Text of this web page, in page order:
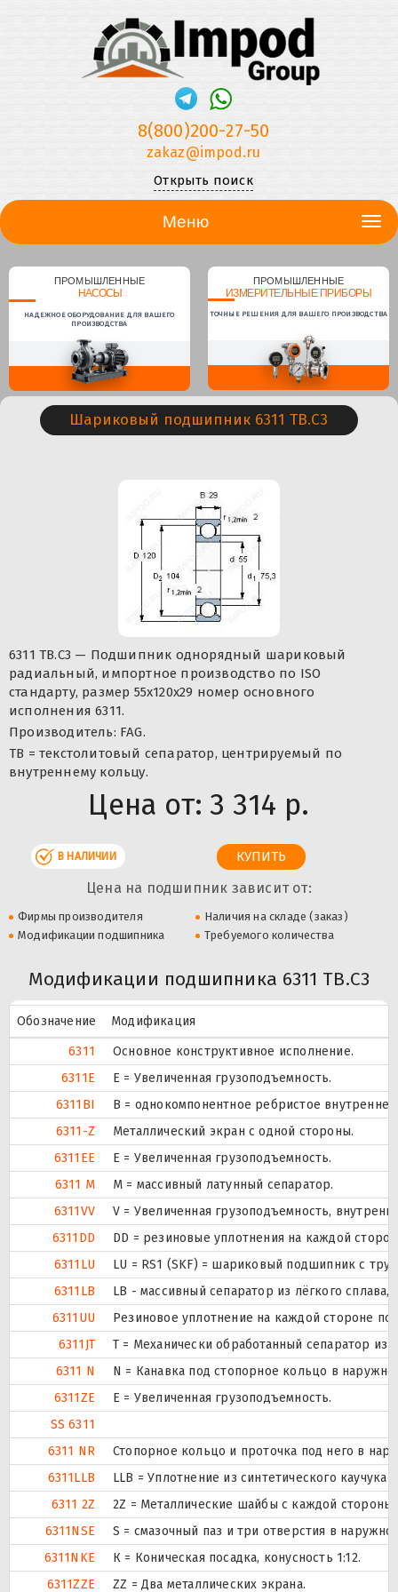
8(800)200-27-50
zakaz@impod.ru
Открыть поиск
Меню
ПРОМЫШЛЕННЫЕ
НАСОСЫ
НАДЕЖНОЕ ОБОРУДОВАНИЕ ДЛЯ ВАШЕГО
ПРОИЗВОДСТВА
ПРОМЫШЛЕННЫЕ
ИЗМЕРИТЕЛЬНЫЕ ПРИБОРЫ
ТОЧНЫЕ РЕШЕНИЯ ДЛЯ ВАШЕГО ПРОИЗВОДСТВА
Шариковый подшипник 6311 TB.C3
6311 TB.C3 — Подшипник однорядный шариковый
радиальный, импортное производство по ISO
стандарту, размер 55x120x29 номер основного
исполнения 6311.
Производитель: FAG.
ТВ = текстолитовый сепаратор, центрируемый по
внутреннему кольцу.
Цена от: 3 314 р.
В НАЛИЧИИ
Цена на подшипник зависит от:
Фирмы производителя
Наличия на складе (заказ)
Модификации подшипника
Требуемого количества
Модификации подшипника 6311 TB.C3
Обозначение
Модификация
6311
Основное конструктивное исполнение.
6311E
Е = Увеличенная грузоподъемность.
6311BI
B = однокомпонентное ребристое
6311-Z
Металлический экран с одной стороны.
6311EE
Е = Увеличенная грузоподъемность.
6311 M
M = массивный латунный сепаратор.
6311VV
V = Увеличенная грузоподъемность,
6311DD
DD = резиновые уплотнения на каждой
6311LU
LU = RS1 (SKF) = шариковый подшипник с
6311LB
LB - массивный сепаратор из лёгкого
6311UU
Резиновое уплотнение на каждой стороне
6311JT
T = Механически обработанный сепаратор из
6311 N
N = Канавка под стопорное кольцо в
6311ZE
Е = Увеличенная грузоподъемность.
SS 6311
6311 NR
Стопорное кольцо и проточка под него в
6311LLB
LLB = Уплотнение из синтетического каучука
6311 2Z
2Z = Металлические шайбы с каждой
6311NSE
S = смазочный паз и три отверстия в
6311NKE
К = Коническая посадка, конусность 1:12.
6311ZZE
ZZ = Два металлических экрана.